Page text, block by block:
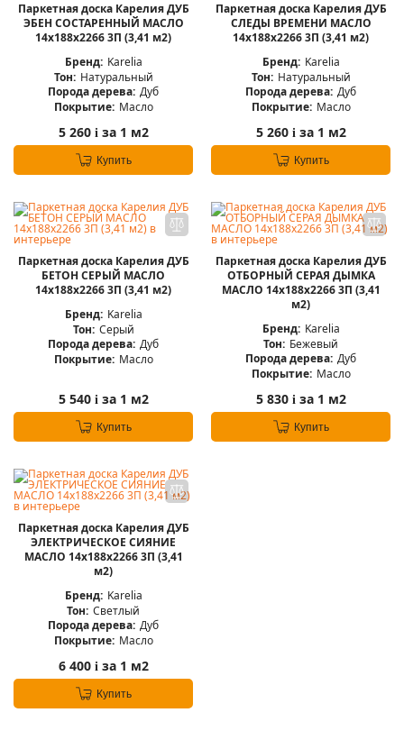
Паркетная доска Карелия ДУБ
ЭБЕН СОСТАРЕННЫЙ МАСЛО
14x188x2266 3П (3,41 м2)
Бренд: Karelia
Тон: Натуральный
Порода дерева: Дуб
Покрытие: Масло
5 260 iза 1 м2
Купить
Паркетная доска Карелия ДУБ
СЛЕДЫ ВРЕМЕНИ МАСЛО
14x188x2266 3П (3,41 м2)
Бренд: Karelia
Тон: Натуральный
Порода дерева: Дуб
Покрытие: Масло
5 260 iза 1 м2
Купить
Паркетная доска Карелия ДУБ
БЕТОН СЕРЫЙ МАСЛО
14x188x2266 3П (3,41 м2)
Бренд: Karelia
Тон: Серый
Порода дерева: Дуб
Покрытие: Масло
5 540 iза 1 м2
Купить
Паркетная доска Карелия ДУБ
ОТБОРНЫЙ СЕРАЯ ДЫМКА
МАСЛО 14x188x2266 3П (3,41
м2)
Бренд: Karelia
Тон: Бежевый
Порода дерева: Дуб
Покрытие: Масло
5 830 iза 1 м2
Купить
Паркетная доска Карелия ДУБ
ЭЛЕКТРИЧЕСКОЕ СИЯНИЕ
МАСЛО 14x188x2266 3П (3,41
м2)
Бренд: Karelia
Тон: Светлый
Порода дерева: Дуб
Покрытие: Масло
6 400 iза 1 м2
Купить